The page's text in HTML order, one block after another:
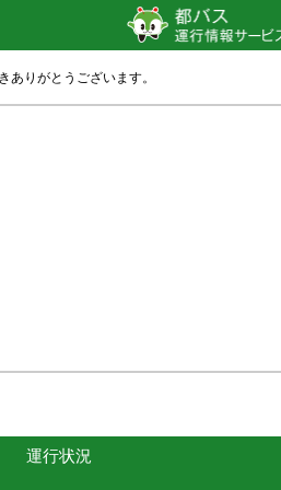
ありがとうございます。
運行状況